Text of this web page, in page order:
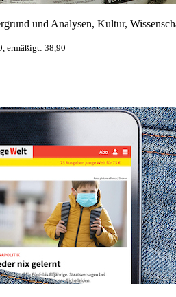
und Analysen, Kultur,
ermäßigt: 38,90